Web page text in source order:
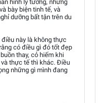
hình lý tưởng, những
bày biện tinh tế, và
dưỡng bất tận trên du
này là không thực
có điều gì đó tốt đẹp
thay, cỏ hiếm khi
và thực tế thì khác. Điều
những gì mình đang